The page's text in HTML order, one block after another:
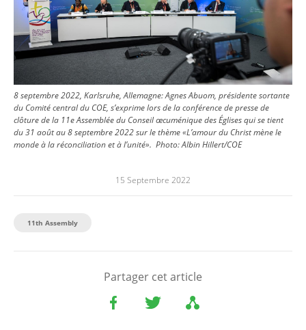
8 septembre 2022, Karlsruhe, Allemagne: Agnes Abuom, présidente sortante
du Comité central du COE, s’exprime lors de la conférence de presse de
clôture de la 11e Assemblée du Conseil œcuménique des Églises qui se tient
du 31 août au 8 septembre 2022 sur le thème «L’amour du Christ mène le
monde à la réconciliation et à l’unité». Photo:Albin Hillert/COE
15 Septembre 2022
11th Assembly
Partager cet article